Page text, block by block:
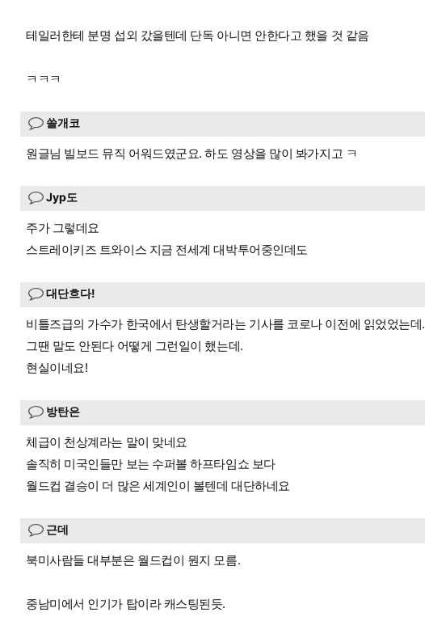
테일러한테 분명 섭외 갔을텐데 단독 아니면 안한다고 했을 것 같음
ㅋㅋㅋ
쓸개코
원글님 빌보드 뮤직 어워드였군요. 하도 영상을 많이 봐가지고 ㅋ
Jyp도
주가 그렇데요
스트레이키즈 트와이스 지금 전세계 대박투어중인데도
대단흐다!
비틀즈급의 가수가 한국에서 탄생할거라는 기사를 코로나 이전에 읽었었는데.
그땐 말도 안된다 어떻게 그런일이 했는데.
현실이네요!
방탄은
체급이 천상계라는 말이 맞네요
솔직히 미국인들만 보는 수퍼볼 하프타임쇼 보다
월드컵 결승이 더 많은 세계인이 볼텐데 대단하네요
근데
북미사람들 대부분은 월드컵이 뭔지 모름.
중남미에서 인기가 탑이라 캐스팅된듯.